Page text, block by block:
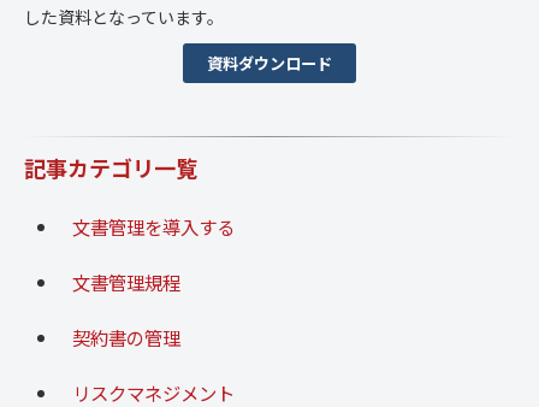
した資料となっています。
資料ダウンロード
記事カテゴリ一覧
文書管理を導入する
文書管理規程
契約書の管理
リスクマネジメント